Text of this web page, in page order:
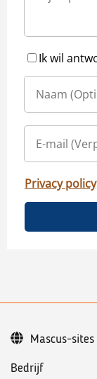
Ik wil
Privacy policy
Bedrijf
Mascus-sites